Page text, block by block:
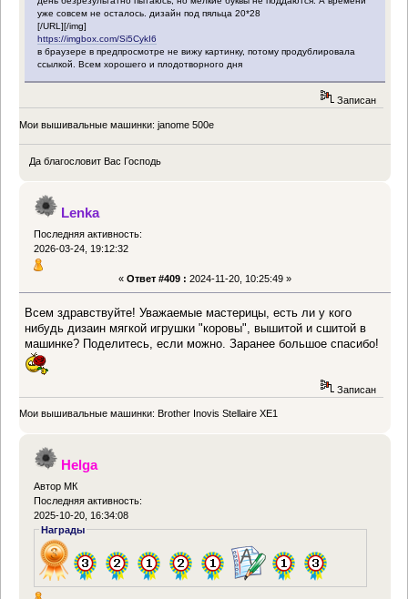
уже совсем не осталось. дизайн под пяльца 20*28
[/URL][/img]
https://imgbox.com/Si5CykI6
в браузере в предпросмотре не вижу картинку, потому продублировала
ссылкой. Всем хорошего и плодотворного дня
Записан
Мои вышивальные машинки: janome 500e
Да благословит Вас Господь
Lenka
Последняя активность:
2026-03-24, 19:12:32
« Ответ #409 : 2024-11-20, 10:25:49 »
Всем здравствуйте! Уважаемые мастерицы, есть ли у кого
нибудь дизаин мягкой игрушки "коровы", вышитой и сшитой в
машинке? Поделитесь, если можно. Заранее большое спасибо!
Записан
Мои вышивальные машинки: Brother Inovis Stellaire XE1
Helga
Автор МК
Последняя активность:
2025-10-20, 16:34:08
Награды